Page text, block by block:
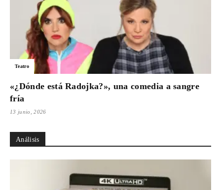
Teatro
«¿Dónde está Radojka?», una comedia a sangre
fría
13 junio, 2026
Análisis